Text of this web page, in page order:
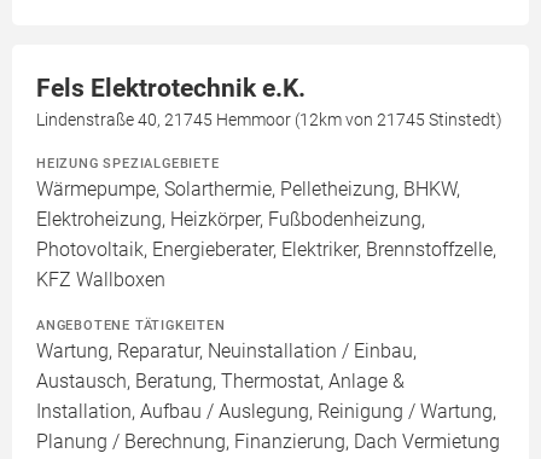
Fels Elektrotechnik e.K.
Lindenstraße 40, 21745 Hemmoor (12km von 21745 Stinstedt)
HEIZUNG SPEZIALGEBIETE
Wärmepumpe, Solarthermie, Pelletheizung, BHKW,
Elektroheizung, Heizkörper, Fußbodenheizung,
Photovoltaik, Energieberater, Elektriker, Brennstoffzelle,
KFZ Wallboxen
ANGEBOTENE TÄTIGKEITEN
Wartung, Reparatur, Neuinstallation / Einbau,
Austausch, Beratung, Thermostat, Anlage &
Installation, Aufbau / Auslegung, Reinigung / Wartung,
Planung / Berechnung, Finanzierung, Dach Vermietung